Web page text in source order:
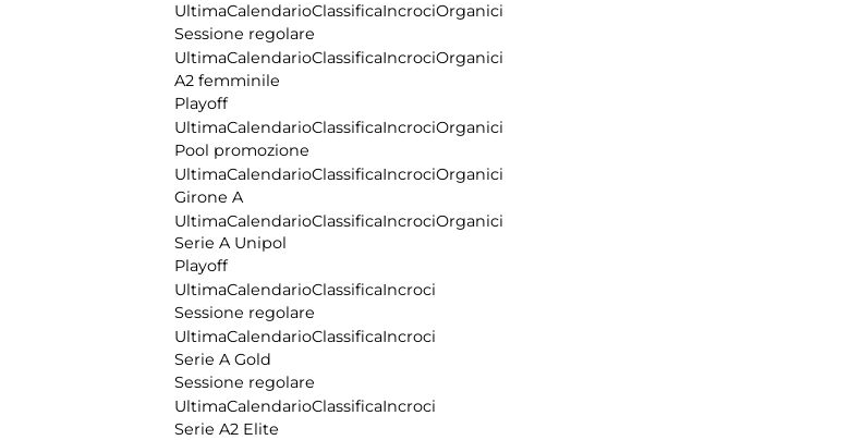
UltimaCalendarioClassificaIncrociOrganici
Sessione regolare
UltimaCalendarioClassificaIncrociOrganici
A2 femminile
Playoff
UltimaCalendarioClassificaIncrociOrganici
Pool promozione
UltimaCalendarioClassificaIncrociOrganici
Girone A
UltimaCalendarioClassificaIncrociOrganici
Serie A Unipol
Playoff
UltimaCalendarioClassificaIncroci
Sessione regolare
UltimaCalendarioClassificaIncroci
Serie A Gold
Sessione regolare
UltimaCalendarioClassificaIncroci
Serie A2 Elite